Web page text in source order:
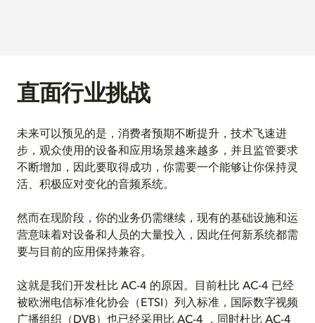
直面行业挑战
未来可以预见的是，消费者预期不断提升，技术飞速进
步，观众使用的设备和应用场景越来越多，并且监管要求
不断增加，因此要取得成功，你需要一个能够让你保持灵
活、积极应对变化的音频系统。
然而在现阶段，你的业务仍需继续，现有的基础设施和运
营意味着对设备和人员的大量投入，因此任何新系统都需
要与目前的应用保持兼容。
这就是我们开发杜比 AC-4 的原因。目前杜比 AC-4 已经
被欧洲电信标准化协会（ETSI）列入标准，国际数字视频
广播组织（DVB）也已经采用比 AC-4 ，同时杜比 AC-4